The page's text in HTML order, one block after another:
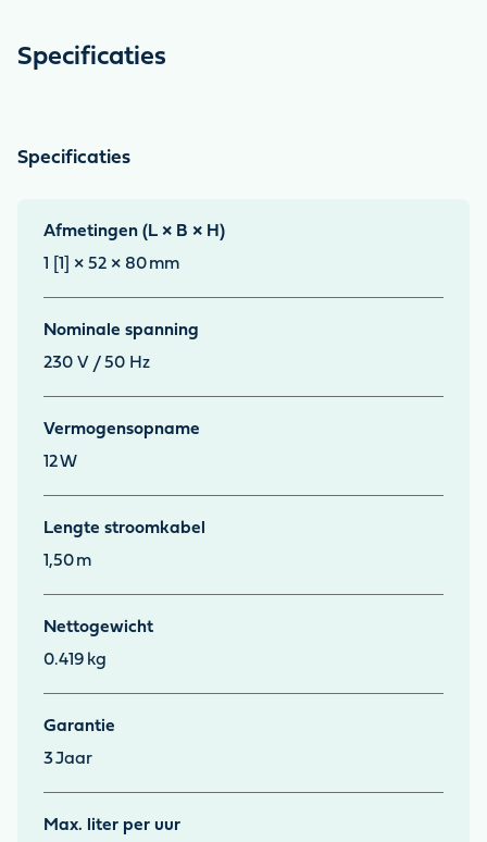
Specificaties
Specificaties
Afmetingen (L × B × H)
1 [1] × 52 × 80 mm
Nominale spanning
230 V / 50 Hz
Vermogensopname
12W
Lengte stroomkabel
1,50 m
Nettogewicht
0.419 kg
Garantie
3Jaar
Max. liter per uur